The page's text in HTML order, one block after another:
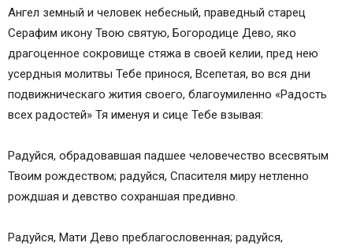
Песнь 9
Когда устраивают празднование в честь
Святого образа
В чем помогает икона Умиление Богородицы и
ее значение
О чем молятся иконе Божией Матери Умиление
Богородицы
Чудеса сотворимые образом Девы Марии
Молитва иконе Божией Матери Умиление
Ангел земный и человек небесный, праведный старец
Серафим икону Твою святую, Богородице Дево, яко
драгоценное сокровище стяжа в своей келии, пред нею
усердныя молитвы Тебе принося, Всепетая, во вся дни
подвижническаго жития своего, благоумиленно «Радость
всех радостей» Тя именуя и сице Тебе взывая:
Радуйся, обрадовавшая падшее человечество всесвятым
Твоим рождеством; радуйся, Спасителя миру нетленно
рождшая и девство сохраншая предивно.
Радуйся, Мати Дево преблагословенная; радуйся,